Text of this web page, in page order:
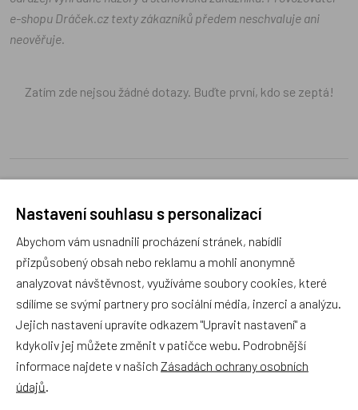
e-shopu Dráček.cz texty zákazníků předem neschvaluje ani
neověřuje.
Zatím zde nejsou žádné dotazy. Buďte první, kdo se zeptá!
Produkt zatím nemá žádné hodnocení,buďte první, kdo
produkt ohodnotí!
Přidat hodnocení
Nastavení souhlasu s personalizací
Abychom vám usnadnili procházení stránek, nabídli
přizpůsobený obsah nebo reklamu a mohli anonymně
analyzovat návštěvnost, využíváme soubory cookies, které
sdílíme se svými partnery pro sociální média, inzerci a analýzu.
Jejich nastavení upravíte odkazem "Upravit nastavení" a
kdykoliv jej můžete změnit v patičce webu. Podrobnější
informace najdete v našich Zásadách ochrany osobních
údajů